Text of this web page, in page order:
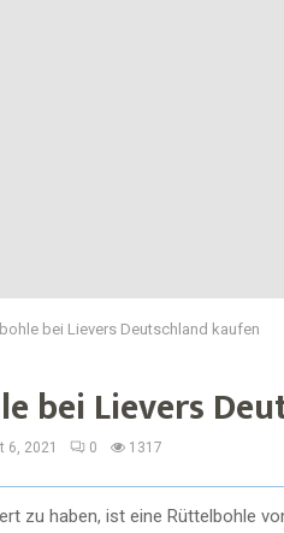
bei Lievers Deutschland kaufen
bei Lievers
6, 2021 0 1317
zu haben, ist eine Rüttelbohle